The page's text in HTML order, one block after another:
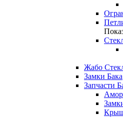
Жабо
Замки Бака
Запчасти